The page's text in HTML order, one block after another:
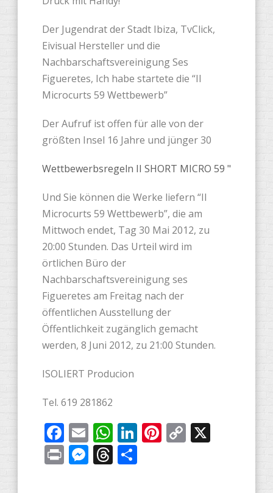
Der Jugendrat der Stadt Ibiza, TvClick,
Eivisual Hersteller und die
Nachbarschaftsvereinigung Ses
Figueretes, Ich habe startete die “II
Microcurts 59 Wettbewerb”
Der Aufruf ist offen für alle von der
größten Insel 16 Jahre und jünger 30
Wettbewerbsregeln II SHORT MICRO 59 "
Und Sie können die Werke liefern “II
Microcurts 59 Wettbewerb”, die am
Mittwoch endet, Tag 30 Mai 2012, zu
20:00 Stunden. Das Urteil wird im
örtlichen Büro der
Nachbarschaftsvereinigung ses
Figueretes am Freitag nach der
öffentlichen Ausstellung der
Öffentlichkeit zugänglich gemacht
werden, 8 Juni 2012, zu 21:00 Stunden.
ISOLIERT Producion
Tel. 619 281862
Facebook
EmailWhatsApp
LinkedIn
Pinterest
Copy
PrintMessenger
Threads